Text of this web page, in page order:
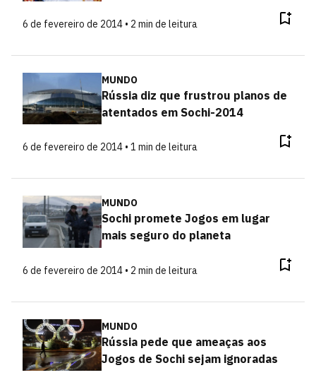
6 de fevereiro de 2014 • 2 min de leitura
MUNDO
Rússia diz que frustrou planos de
atentados em Sochi-2014
6 de fevereiro de 2014 • 1 min de leitura
MUNDO
Sochi promete Jogos em lugar
mais seguro do planeta
6 de fevereiro de 2014 • 2 min de leitura
MUNDO
Rússia pede que ameaças aos
Jogos de Sochi sejam ignoradas